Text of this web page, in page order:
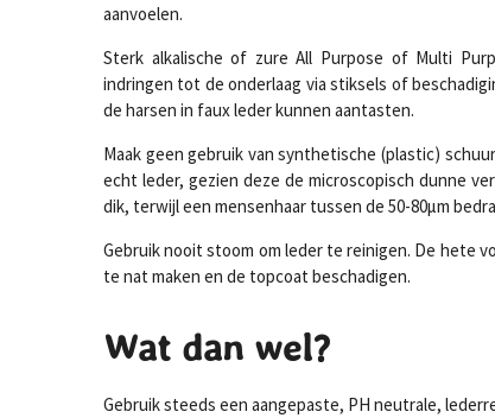
aanvoelen.
Sterk alkalische of zure All Purpose of Multi
indringen tot de onderlaag via stiksels of
de harsen in faux leder kunnen aantasten.
Maak geen gebruik van synthetische (plastic)
echt leder, gezien deze de microscopisch dunne
dik, terwijl een mensenhaar tussen de 50-80μm
Gebruik nooit stoom om leder te reinigen. De hete
te nat maken en de topcoat beschadigen.
Wat dan wel?
Gebruik steeds een aangepaste, PH neutrale,